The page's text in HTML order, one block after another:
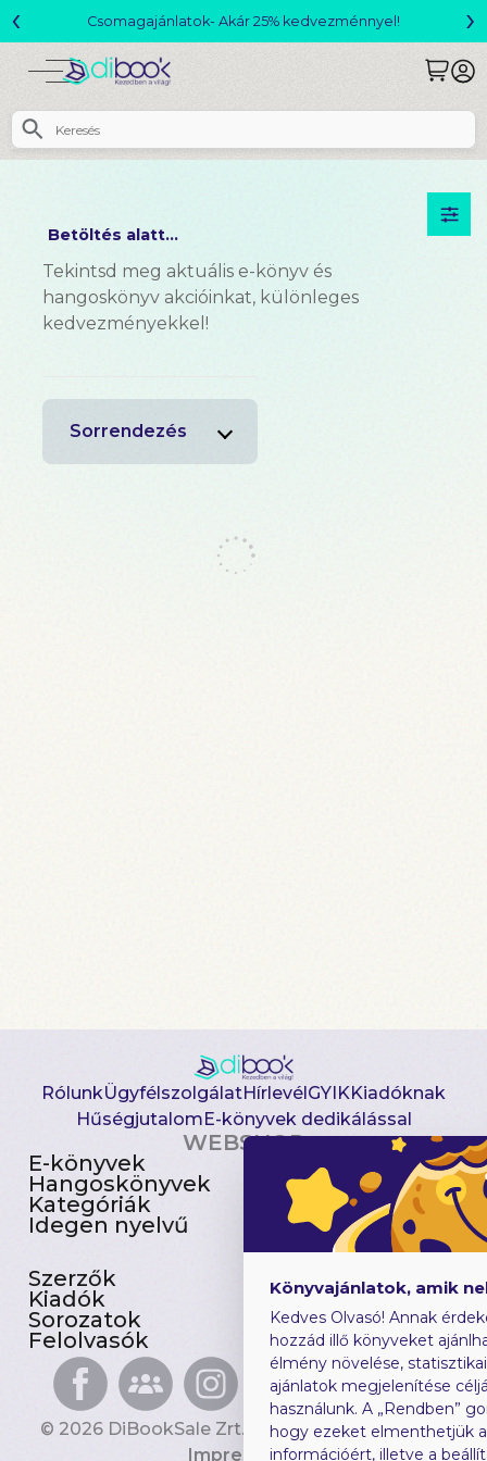
Csomagajánlatok- Akár 25% kedvezménnyel!
‹ ›
Betöltés alatt...
Tekintsd meg aktuális e-könyv és
hangoskönyv akcióinkat, különleges
kedvezményekkel!
Sorrendezés
RólunkÜgyfélszolgálatHírlevélGYIKKiadóknak
HűségjutalomE-könyvek dedikálással
WEBSHOP
E-könyvek
Hangoskönyvek
Kategóriák
Idegen nyelvű
Csomagajánlatok
Akciósak
Előjegyezhetők
Újdonságok
Szerzők
Kiadók
Sorozatok
Felolvasók
Gyerekkönyvek
Heti toplista
Ajándékutalvány
Blog
© 2026 DiBookSale Zrt. Minden jog fenntartva.
Impresszum
Könyvajánlatok, amik
Kedves Olvasó! Annak
hozzád illő könyveket
élmény növelése,
ajánlatok megjelenítése
használunk. A „Rendben”
hogy ezeket elmenthetjük
információért, illetve a